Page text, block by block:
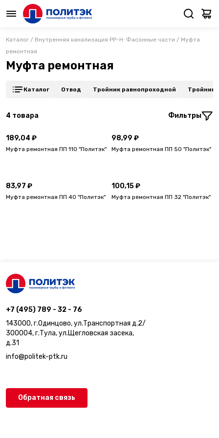
Каталог / Внутренняя канализация PP-H: Фасонные части / Муфта
ремонтная
Муфта ремонтная
Каталог Отвод Тройник равнопроходной Тройник
4 товара Фильтры
189,04 ₽
Муфта ремонтная ПП 110 "Политэк"
98,99 ₽
Муфта ремонтная ПП 50 "Политэк"
83,97 ₽
Муфта ремонтная ПП 40 "Политэк"
100,15 ₽
Муфта ремонтная ПП 32 "Политэк"
+7 (495) 789 - 32 - 76
143000, г.Одинцово, ул.Транспортная д.2/
300004, г.Тула, ул.Щегловская засека,
д.31
info@politek-ptk.ru
Обратная связь